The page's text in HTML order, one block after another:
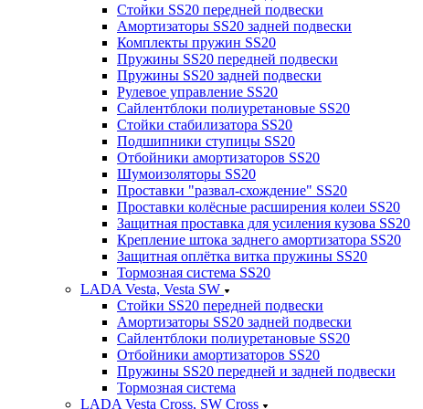
Стойки SS20 передней подвески
Амортизаторы SS20 задней подвески
Комплекты пружин SS20
Пружины SS20 передней подвески
Пружины SS20 задней подвески
Рулевое управление SS20
Сайлентблоки полиуретановые SS20
Стойки стабилизатора SS20
Подшипники ступицы SS20
Отбойники амортизаторов SS20
Шумоизоляторы SS20
Проставки "развал-схождение" SS20
Проставки колёсные расширения колеи SS20
Защитная проставка для усиления кузова SS20
Крепление штока заднего амортизатора SS20
Защитная оплётка витка пружины SS20
Тормозная система SS20
LADA Vesta, Vesta SW
Стойки SS20 передней подвески
Амортизаторы SS20 задней подвески
Сайлентблоки полиуретановые SS20
Отбойники амортизаторов SS20
Пружины SS20 передней и задней подвески
Тормозная система
LADA Vesta Cross, SW Cross